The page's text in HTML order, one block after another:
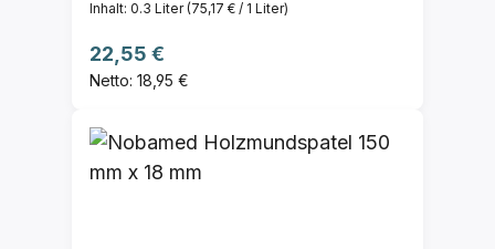
Inhalt: 0.3 Liter(75,17 € / 1 Liter)
Regulärer Preis:
22,55 €
Netto: 18,95 €